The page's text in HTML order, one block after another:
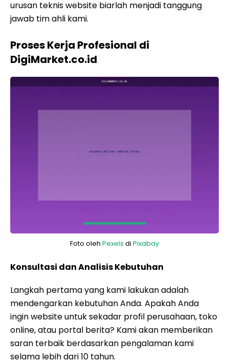
urusan teknis website biarlah menjadi tanggung
jawab tim ahli kami.
Proses Kerja Profesional di
DigiMarket.co.id
Foto oleh Pexels di Pixabay
Konsultasi dan Analisis Kebutuhan
Langkah pertama yang kami lakukan adalah
mendengarkan kebutuhan Anda. Apakah Anda
ingin website untuk sekadar profil perusahaan, toko
online, atau portal berita? Kami akan memberikan
saran terbaik berdasarkan pengalaman kami
selama lebih dari 10 tahun.